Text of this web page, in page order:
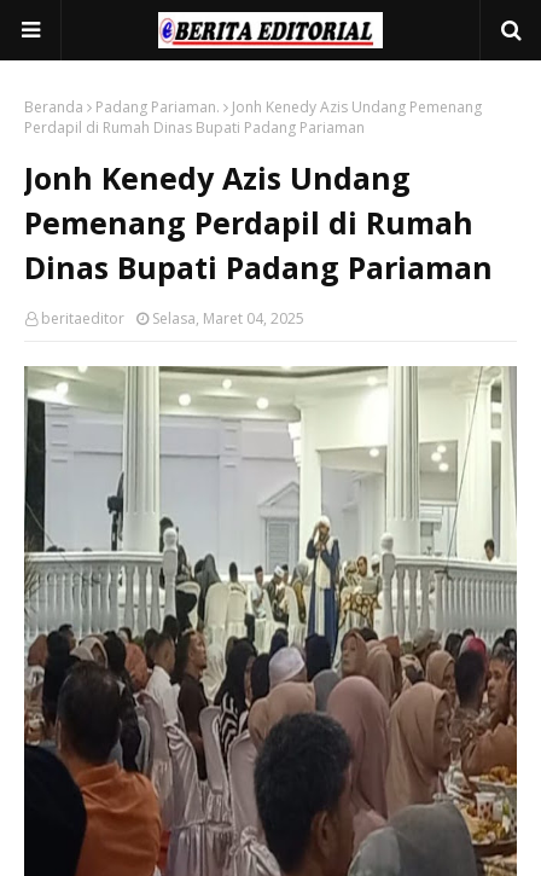
Beranda Padang Pariaman.
Jonh Kenedy Azis Undang Pemenang
Perdapil di Rumah Dinas Bupati Padang Pariaman
Jonh Kenedy Azis Undang
Pemenang Perdapil di Rumah
Dinas Bupati Padang Pariaman
beritaeditor Selasa, Maret 04, 2025